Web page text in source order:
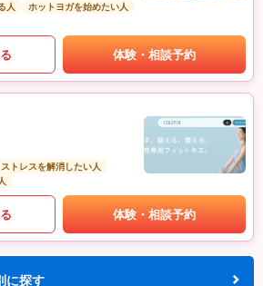
人
ホットヨガを始めたい人
体験・相談予約
ストレスを解消したい人
体験・相談予約
に探す